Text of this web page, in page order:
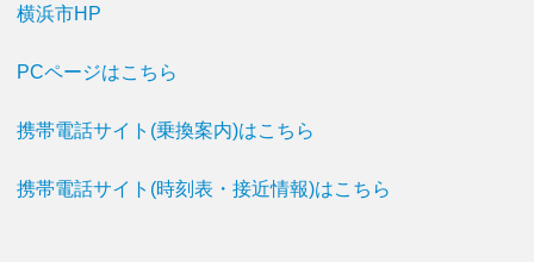
横浜市HP
PCページはこちら
携帯電話サイト(乗換案内)はこちら
携帯電話サイト(時刻表・接近情報)はこちら